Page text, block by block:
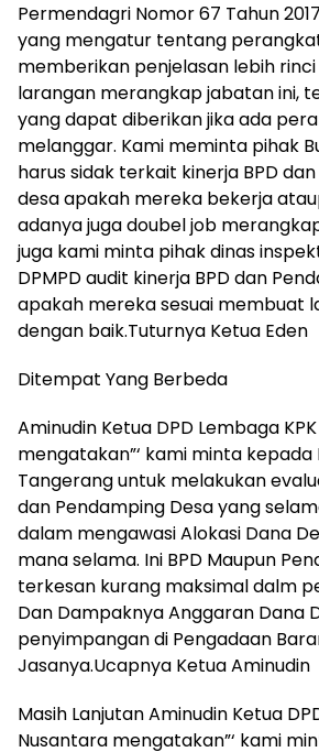
Permendagri Nomor 67 Tahun
yang mengatur tentang
memberikan penjelasan lebih
larangan merangkap jabatan ini,
yang dapat diberikan jika ada
melanggar. Kami meminta pihak
harus sidak terkait kinerja BPD
desa apakah mereka bekerja
adanya juga doubel job
juga kami minta pihak dinas
DPMPD audit kinerja BPD dan
apakah mereka sesuai membuat
dengan baik.Tuturnya Ketua Eden
Ditempat Yang Berbeda
Aminudin Ketua DPD Lembaga
mengatakan”‘ kami minta
Tangerang untuk melakukan
dan Pendamping Desa yang
dalam mengawasi Alokasi Dana
mana selama. Ini BPD Maupun
terkesan kurang maksimal dalm
Dan Dampaknya Anggaran Dana
penyimpangan di Pengadaan
Jasanya.Ucapnya Ketua Aminudin
Masih Lanjutan Aminudin Ketua
Nusantara mengatakan”‘ kami